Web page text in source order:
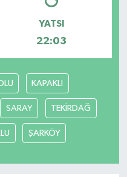
YATSI
22:03
KAPAKLI
SARAY TEKİRDAĞ
ŞARKÖY